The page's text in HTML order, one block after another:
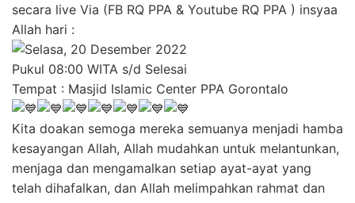
secara live Via (FB RQ PPA & Youtube RQ PPA ) insyaa
Allah hari :
Selasa, 20 Desember 2022
Pukul 08:00 WITA s/d Selesai
Tempat : Masjid Islamic Center PPA Gorontalo
Kita doakan semoga mereka semuanya menjadi hamba
kesayangan Allah, Allah mudahkan untuk melantunkan,
menjaga dan mengamalkan setiap ayat-ayat yang
telah dihafalkan, dan Allah melimpahkan rahmat dan